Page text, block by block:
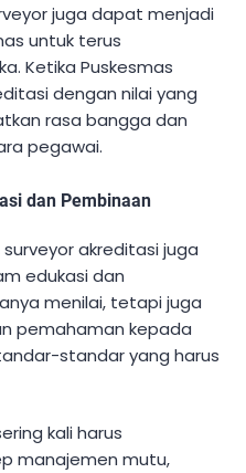
juga dapat menjadi
untuk terus
Ketika Puskesmas
dengan nilai yang
rasa bangga dan
pegawai.
dan Pembinaan
akreditasi juga
edukasi dan
menilai, tetapi juga
pemahaman kepada
standar yang harus
kali harus
manajemen mutu,